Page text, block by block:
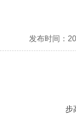
发布时间：
步